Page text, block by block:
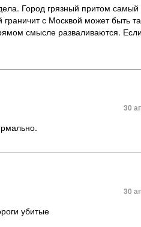
Город грязный притом самый
с Москвой может быть
смысле разваливаются.
30
30
убитые